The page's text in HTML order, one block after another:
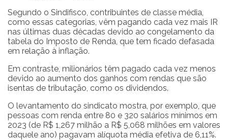
Segundo o Sindifisco, contribuintes de classe média,
como essas categorias, vêm pagando cada vez mais IR
nas últimas duas décadas devido ao congelamento da
tabela do Imposto de Renda, que tem ficado defasada
em relação à inflação.
Em contraste, milionários têm pagado cada vez menos
devido ao aumento dos ganhos com rendas que são
isentas de tributação, como os dividendos.
O levantamento do sindicato mostra, por exemplo, que
pessoas com renda entre 80 e 320 salários mínimos em
2023 (de R$ 1,267 milhão a R$ 5,068 milhões em valores
daquele ano) pagavam alíquota média efetiva de 6,11%.